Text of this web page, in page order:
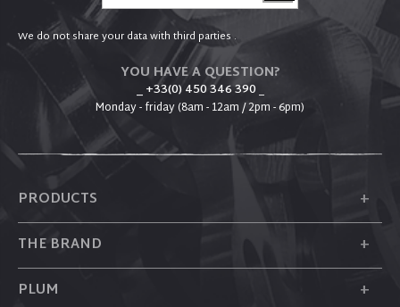
We do not share your data with third parties .
YOU HAVE A QUESTION?
_ +33(0) 450 346 390_
Monday - friday (8am - 12am / 2pm - 6pm)
PRODUCTS +
THE BRAND +
PLUM +